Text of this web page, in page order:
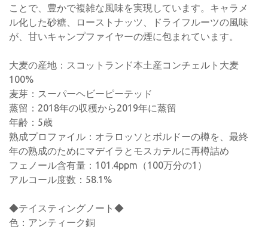
ことで、豊かで複雑な風味を実現しています。キャラメ
ル化した砂糖、ローストナッツ、ドライフルーツの風味
が、甘いキャンプファイヤーの煙に包まれています。
大麦の産地：スコットランド本土産コンチェルト大麦
100%
麦芽：スーパーヘビーピーテッド
蒸留：2018年の収穫から2019年に蒸留
年齢：5歳
熟成プロファイル：オラロッソとボルドーの樽を、最終
年の熟成のためにマデイラとモスカテルに再樽詰め
フェノール含有量：101.4ppm（100万分の1）
アルコール度数：58.1%
◆テイスティングノート◆
色：アンティーク銅